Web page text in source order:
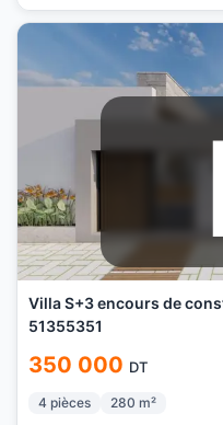
Villa S+3 encours de
51355351
350 000 DT
4 pièces 280 m²